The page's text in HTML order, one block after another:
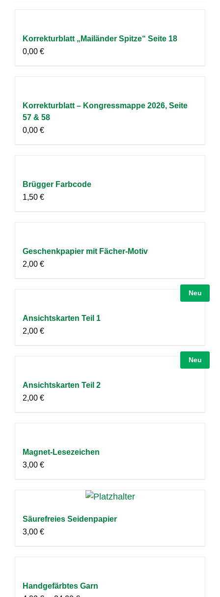
Korrekturblatt „Mailänder Spitze“ Seite 18
0,00 €
Korrekturblatt – Kongressmappe 2026, Seite
57 & 58
0,00 €
Brügger Farbcode
1,50 €
Geschenkpapier mit Fächer-Motiv
2,00 €
Neu
Ansichtskarten Teil 1
2,00 €
Neu
Ansichtskarten Teil 2
2,00 €
Magnet-Lesezeichen
3,00 €
Säurefreies Seidenpapier
3,00 €
Handgefärbtes Garn